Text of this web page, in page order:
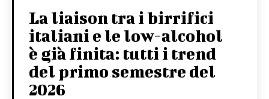
La liaison tra i birrifici
italiani e le low-alcohol
è già finita: tutti i trend
del primo semestre del
2026